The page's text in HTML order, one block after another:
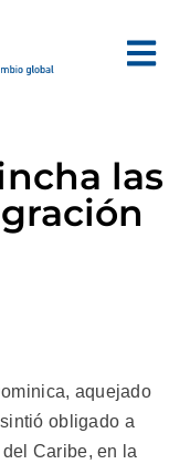
las
aquejado
obligado a
Caribe, en la